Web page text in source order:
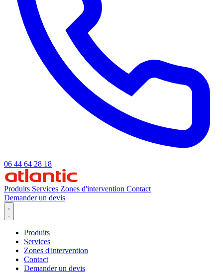
06 44 64 28 18
Produits Services Zones d'intervention Contact
Demander un devis
Produits
Services
Zones d'intervention
Contact
Demander un devis